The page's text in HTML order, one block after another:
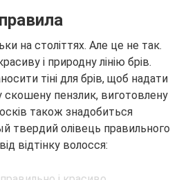
на століттях. Але це не так.
і природну лінію брів.
тіні для брів, щоб надати
скошену пензлик, виготовлену
також знадобиться
твердий олівець правильного
відтінку волосся: